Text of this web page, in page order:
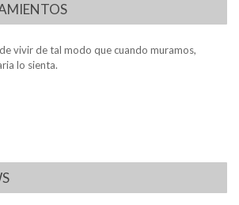
vivir de tal modo que cuando muramos,
lo sienta.